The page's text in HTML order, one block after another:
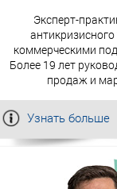
Эксперт-
коммерческими
Более 19 лет
продаж и
Узнать больше